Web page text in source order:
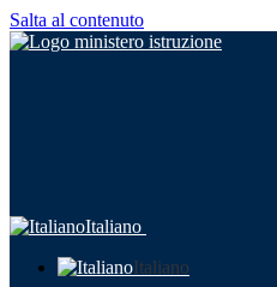
Salta al contenuto
Italiano
Italiano